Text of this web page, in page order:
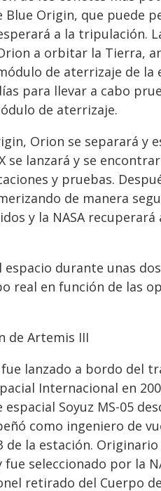
Origin, que puede
a la tripulación.
a orbitar la Tierra,
de aterrizaje de la
para llevar a cabo
de aterrizaje.
Orion se separará y
se lanzará y se
y pruebas.
de manera
y la NASA recuperará
durante unas
real en función de las
de Artemis III
lanzado a bordo del
Internacional en
Soyuz MS-05
como ingeniero de
de la estación.
seleccionado por la
retirado del Cuerpo